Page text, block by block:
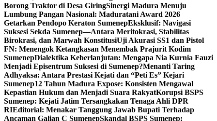
Borong Traktor di Desa GiringSinergi Madura Menuju
Lumbung Pangan Nasional: Maduratani Award 2026
Getarkan Pendopo Keraton SumenepEksklusif: Navigasi
Suksesi Sekda Sumenep—Antara Meritokrasi, Stabilitas
Birokrasi, dan Marwah KonstitusiUji Akurasi SS1 dan Pistol
FN: Menengok Ketangkasan Menembak Prajurit Kodim
SumenepDialektika Keberlanjutan: Mengapa Nia Kurnia Fauzi
Menjadi Episentrum Suksesi di Sumenep?Menanti Taring
Adhyaksa: Antara Prestasi Kejati dan “Peti Es” Kejari
Sumenep12 Tahun Madura Expose: Konsisten Mengawal
Kepastian Hukum dan Menjadi Suara RakyatKorupsi BSPS
Sumenep: Kejati Jatim Tersangkakan Tenaga Ahli DPR
RIEditorial: Menakar Tanggung Jawab Bupati Terhadap
Ancaman Galian C SumenepSkandal BSPS Sumenep: